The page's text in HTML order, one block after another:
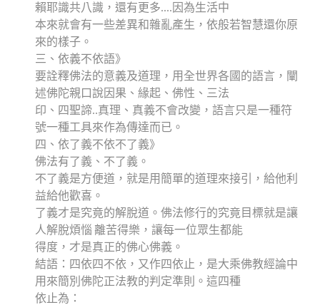
賴耶識共八識，還有更多....因為生活中
本來就會有一些差異和雜亂產生，依般若智慧還你原
來的樣子。
三、依義不依語》
要詮釋佛法的意義及道理，用全世界各國的語言，闡
述佛陀親口說因果、緣起、佛性、三法
印、四聖諦..真理、真義不會改變，語言只是一種符
號一種工具來作為傳達而已。
四、依了義不依不了義》
佛法有了義、不了義。
不了義是方便道，就是用簡單的道理來接引，給他利
益給他歡喜。
了義才是究竟的解脫道。佛法修行的究竟目標就是讓
人解脫煩惱 離苦得樂，讓每一位眾生都能
得度，才是真正的佛心佛義。
結語：四依四不依，又作四依止，是大乘佛教經論中
用來簡別佛陀正法教的判定準則。這四種
依止為：